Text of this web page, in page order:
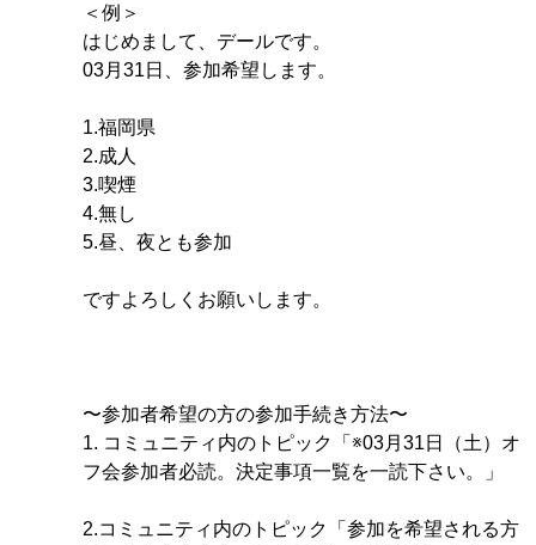
＜例＞
はじめまして、デールです。
03月31日、参加希望します。
1.福岡県
2.成人
3.喫煙
4.無し
5.昼、夜とも参加
ですよろしくお願いします。
〜参加者希望の方の参加手続き方法〜
1. コミュニティ内のトピック「※03月31日（土）オ
フ会参加者必読。決定事項一覧を一読下さい。」
2.コミュニティ内のトピック「参加を希望される方